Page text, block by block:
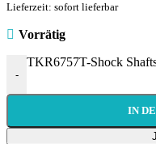
Lieferzeit: sofort lieferbar
Vorrätig
-
TKR6757T-Shock
IN